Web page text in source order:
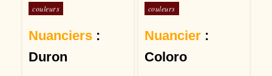
Posté dans
couleurs
Nuanciers :
Duron
Posté dans
couleurs
Nuancier:
Coloro